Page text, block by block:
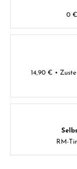
0 €
14,90 € •
RM-